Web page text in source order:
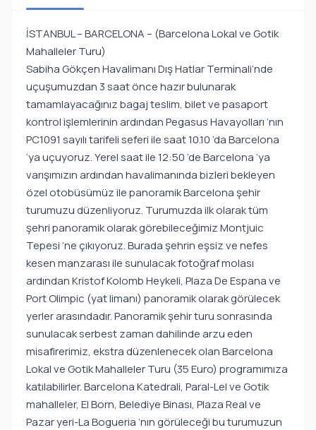
İSTANBUL – BARCELONA – (Barcelona Lokal ve Gotik
Mahalleler Turu)
Sabiha Gökçen Havalimanı Dış Hatlar Terminali’nde
uçuşumuzdan 3 saat önce hazır bulunarak
tamamlayacağınız bagaj teslim, bilet ve pasaport
kontrol işlemlerinin ardından Pegasus Havayolları ‘nın
PC1091 sayılı tarifeli seferi ile saat 10.10 ’da Barcelona
‘ya uçuyoruz. Yerel saat ile 12:50 ’de Barcelona ‘ya
varışımızın ardından havalimanında bizleri bekleyen
özel otobüsümüz ile panoramik Barcelona şehir
turumuzu düzenliyoruz. Turumuzda ilk olarak tüm
şehri panoramik olarak görebileceğimiz Montjuic
Tepesi ‘ne çıkıyoruz. Burada şehrin eşsiz ve nefes
kesen manzarası ile sunulacak fotoğraf molası
ardından Kristof Kolomb Heykeli, Plaza De Espana ve
Port Olimpic (yat limanı) panoramik olarak görülecek
yerler arasındadır. Panoramik şehir turu sonrasında
sunulacak serbest zaman dahilinde arzu eden
misafirerimiz, ekstra düzenlenecek olan Barcelona
Lokal ve Gotik Mahalleler Turu (35 Euro) programımıza
katılabilirler. Barcelona Katedrali, Paral-Lel ve Gotik
mahalleler, El Born, Belediye Binası, Plaza Real ve
Pazar yeri-La Bogueria ‘nın görüleceği bu turumuzun